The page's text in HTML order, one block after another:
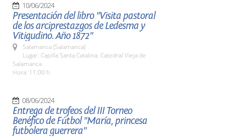
10/06/2024
Presentación del libro "Visita pastoral
de los arciprestazgos de Ledesma y
Vitigudino. Año 1872"
Salamanca (Salamanca)
Lugar: Capilla Santa Catalina. Catedral Vieja de
Salamanca
Hora: 11:00 h.
08/06/2024
Entrega de trofeos del III Torneo
Benéfico de Fútbol "María, princesa
futbolera guerrera"